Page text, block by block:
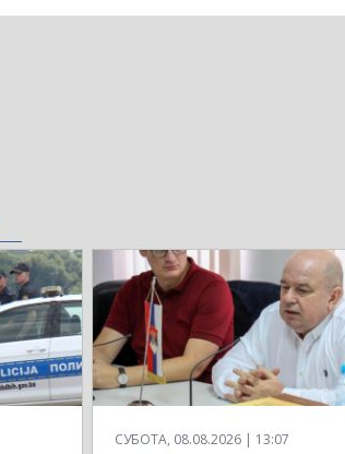
СУБОТА, 08.08.2026 | 13:07